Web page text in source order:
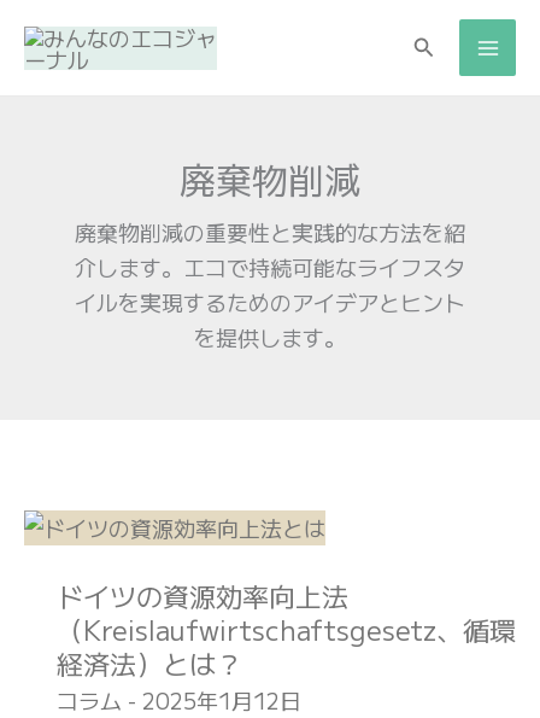
検
廃棄物削減
廃棄物削減の重要性と実践的な方法を紹
介します。エコで持続可能なライフスタ
イルを実現するためのアイデアとヒント
を提供します。
ドイツの資源効率向上法
（Kreislaufwirtschaftsgesetz、循環
経済法）とは？
コラム - 2025年1月12日
ド
ツ
の
資
源